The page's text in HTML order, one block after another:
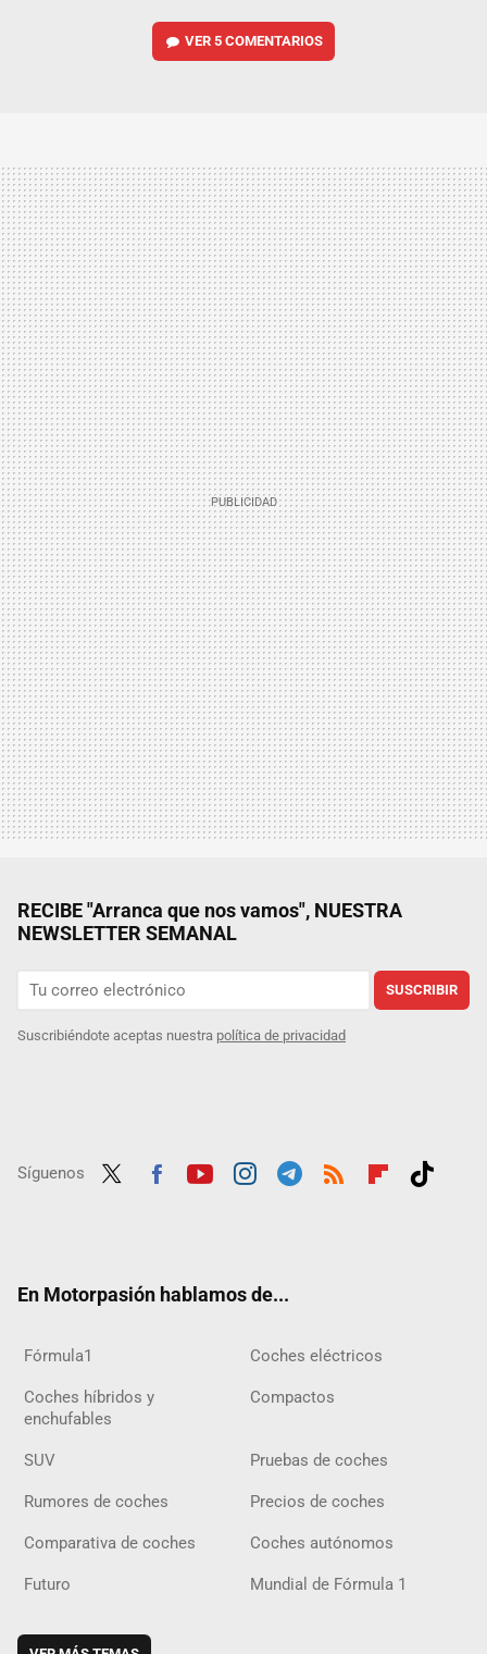
VER5 COMENTARIOS
RECIBE "Arranca que nos vamos", NUESTRA
NEWSLETTER SEMANAL
SUSCRIBIR
Suscribiéndote aceptas nuestra política de privacidad
Síguenos
En Motorpasión hablamos de...
Fórmula1 Coches eléctricos
Coches híbridos y
enchufables
Compactos
SUV Pruebas de coches
Rumores de coches Precios de coches
Comparativa de coches Coches autónomos
Futuro Mundial de Fórmula 1